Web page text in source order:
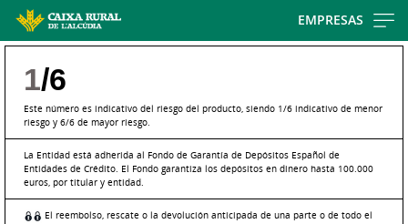
EMPRESAS
1/6
Este número es indicativo del riesgo del producto, siendo 1/6 indicativo de menor
riesgo y 6/6 de mayor riesgo.
La Entidad está adherida al Fondo de Garantía de Depósitos Español de
Entidades de Crédito. El Fondo garantiza los depósitos en dinero hasta 100.000
euros, por titular y entidad.
El reembolso, rescate o la devolución anticipada de una parte o de todo el